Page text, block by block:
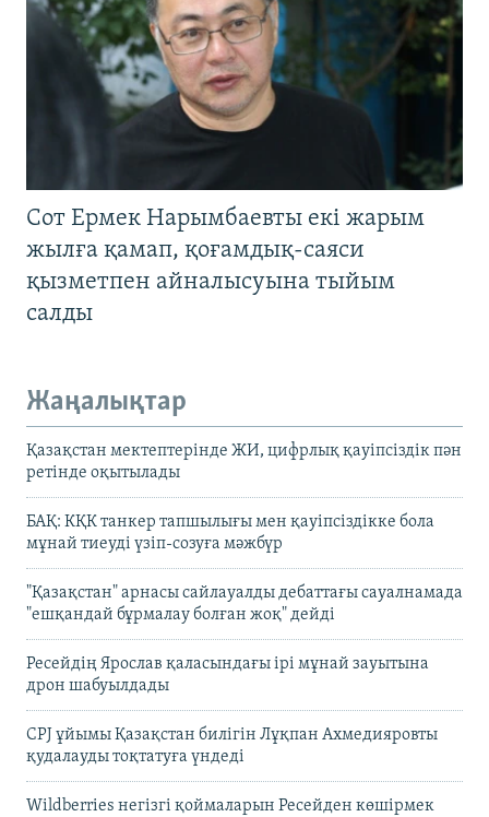
Сот Ермек Нарымбаевты екі жарым
жылға қамап, қоғамдық-саяси
қызметпен айналысуына тыйым
салды
Жаңалықтар
Қазақстан мектептерінде ЖИ, цифрлық қауіпсіздік пән
ретінде оқытылады
БАҚ: КҚК танкер тапшылығы мен қауіпсіздікке бола
мұнай тиеуді үзіп-созуға мәжбүр
"Қазақстан" арнасы сайлауалды дебаттағы сауалнамада
"ешқандай бұрмалау болған жоқ" дейді
Ресейдің Ярослав қаласындағы ірі мұнай зауытына
дрон шабуылдады
CPJ ұйымы Қазақстан билігін Лұқпан Ахмедияровты
қудалауды тоқтатуға үндеді
Wildberries негізгі қоймаларын Ресейден көшірмек